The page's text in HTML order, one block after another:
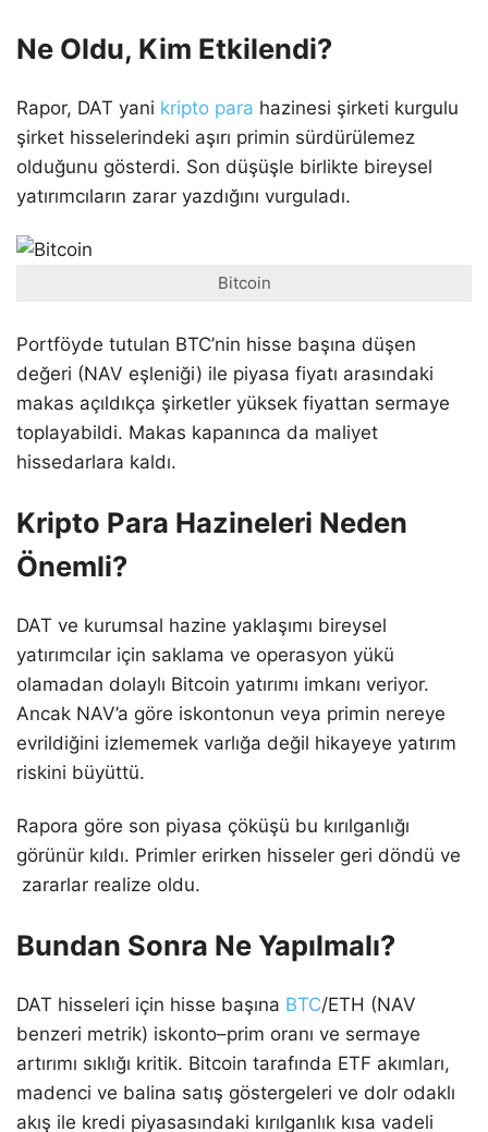
Ne Oldu, Kim Etkilendi?
Rapor, DAT yani kripto para hazinesi şirketi kurgulu
şirket hisselerindeki aşırı primin sürdürülemez
olduğunu gösterdi. Son düşüşle birlikte bireysel
yatırımcıların zarar yazdığını vurguladı.
Bitcoin
Portföyde tutulan BTC’nin hisse başına düşen
değeri (NAV eşleniği) ile piyasa fiyatı arasındaki
makas açıldıkça şirketler yüksek fiyattan sermaye
toplayabildi. Makas kapanınca da maliyet
hissedarlara kaldı.
Kripto Para Hazineleri Neden
Önemli?
DAT ve kurumsal hazine yaklaşımı bireysel
yatırımcılar için saklama ve operasyon yükü
olamadan dolaylı Bitcoin yatırımı imkanı veriyor.
Ancak NAV’a göre iskontonun veya primin nereye
evrildiğini izlememek varlığa değil hikayeye yatırım
riskini büyüttü.
Rapora göre son piyasa çöküşü bu kırılganlığı
görünür kıldı. Primler erirken hisseler geri döndü ve
zararlar realize oldu.
Bundan Sonra Ne Yapılmalı?
DAT hisseleri için hisse başına BTC/ETH (NAV
benzeri metrik) iskonto–prim oranı ve sermaye
artırımı sıklığı kritik. Bitcoin tarafında ETF akımları,
madenci ve balina satış göstergeleri ve dolr odaklı
akış ile kredi piyasasındaki kırılganlık kısa vadeli